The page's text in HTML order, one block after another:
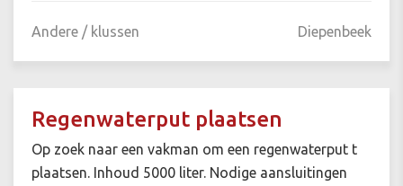
Andere / klussen Diepenbeek
Regenwaterput plaatsen
Op zoek naar een vakman om een regenwaterput t
plaatsen. Inhoud 5000 liter. Nodige aansluitingen